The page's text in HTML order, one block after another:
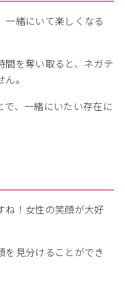
一緒にいて楽しくなる
間を奪い取ると、ネガテ
。
、一緒にいたい存在に
ね！女性の笑顔が大好
を見分けることができ